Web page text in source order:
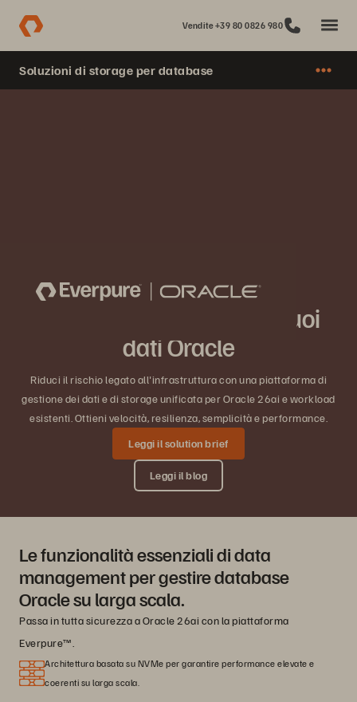
Vendite +39 80 0826 980
Soluzioni di storage per database
Scopri il vero valore dei tuoi
dati Oracle
Riduci il rischio legato all'infrastruttura con una piattaforma di
gestione dei dati e di storage unificata per Oracle 26ai e workload
esistenti. Ottieni velocità, resilienza, semplicità e performance.
Leggi il solution brief
Leggi il blog
Le funzionalità essenziali di data
management per gestire database
Oracle su larga scala.
Passa in tutta sicurezza a Oracle 26ai con la piattaforma
Everpure™.
Architettura basata su NVMe per garantire performance elevate e
coerenti su larga scala.